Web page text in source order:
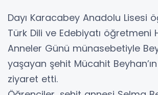
Dayı Karacabey Anadolu Lisesi
Türk Dili ve Edebiyatı öğretmeni
Anneler Günü münasebetiyle
yaşayan şehit Mücahit
ziyaret etti.